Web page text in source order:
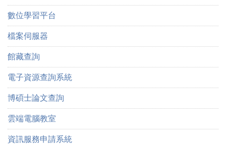
數位學習平台
檔案伺服器
館藏查詢
電子資源查詢系統
博碩士論文查詢
雲端電腦教室
資訊服務申請系統